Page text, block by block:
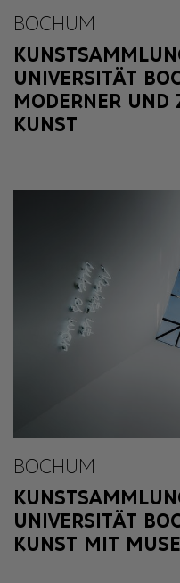
BOCHUM
UNIVERSITÄT
MODERNER UND
KUNST
BOCHUM
UNIVERSITÄT
KUNST MIT